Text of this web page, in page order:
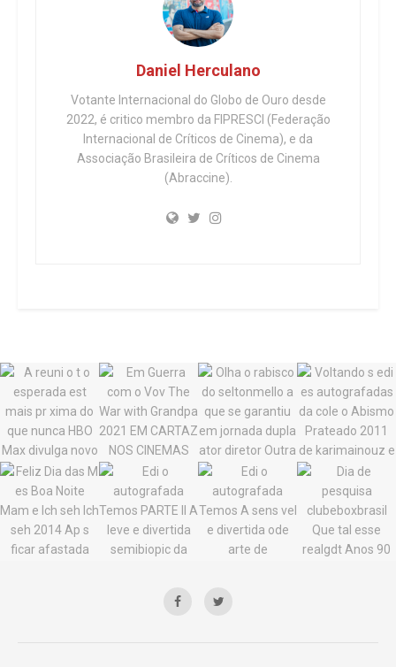
Daniel Herculano
Votante Internacional do Globo de Ouro desde
2022, é critico membro da FIPRESCI (Federação
Internacional de Críticos de Cinema), e da
Associação Brasileira de Críticos de Cinema
(Abraccine).